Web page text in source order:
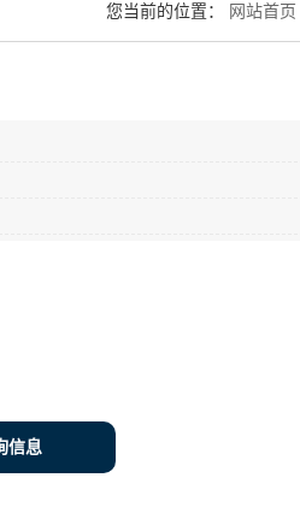
您当前的位置： 网站首页
信息